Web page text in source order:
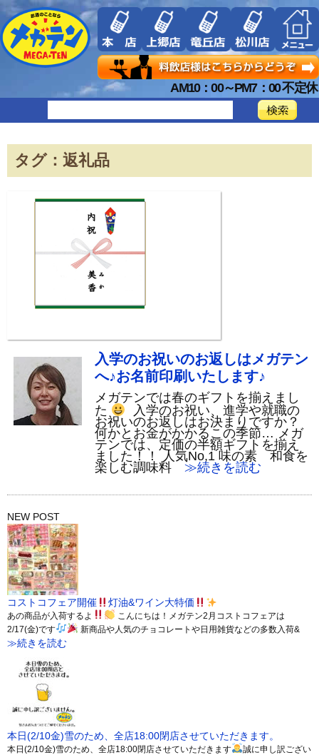
AM10：00～PM7：00 不定休
タグ：返礼品
入学のお祝いのお返しはメガテン
へ♪お名前印刷いたします♪
メガテンでは春のギフトを揃えまし
た
入学のお祝い、進学や就職の
お祝いのお返しはお決まりですか？
何かとお金がかかるこの季節… メガ
テンでは、定価の半額ギフトを揃え
ました！！ 人気No,1 味の素 和食を
楽しむ調味料 ≫続きを読む
NEW POST
コストコフェア開催 灯油&ワイン大特価
あの商品が入荷するよ
こんにちは！メガテン2月コストコフェアは
2/17(金)です
新商品や人気のチョコレートや日用雑貨などの多数入荷&
≫続きを読む
本日(2/10金)雪のため、全店18:00閉店させていただきます。
本日(2/10金)雪のため、全店18:00閉店させていただきます
誠に申し訳ござい